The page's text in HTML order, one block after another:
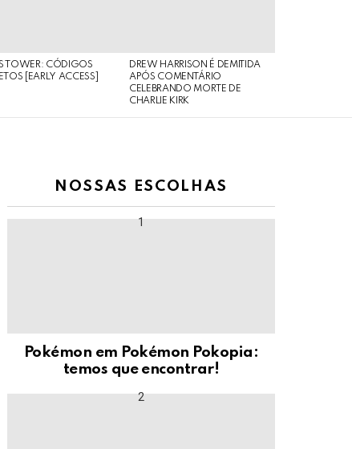
TOWER: CÓDIGOS
[EARLY ACCESS]
DREW HARRISON É DEMITIDA
APÓS COMENTÁRIO
CELEBRANDO MORTE DE
CHARLIE KIRK
NOSSAS ESCOLHAS
Pokémon em Pokémon Pokopia:
temos que encontrar!